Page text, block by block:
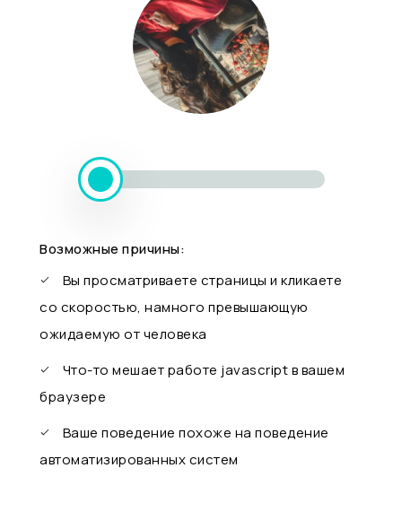
Возможные причины:
Вы просматриваете страницы и кликаете
со скоростью, намного превышающую
ожидаемую от человека
Что-то мешает работе javascript в вашем
браузере
Ваше поведение похоже на поведение
автоматизированных систем